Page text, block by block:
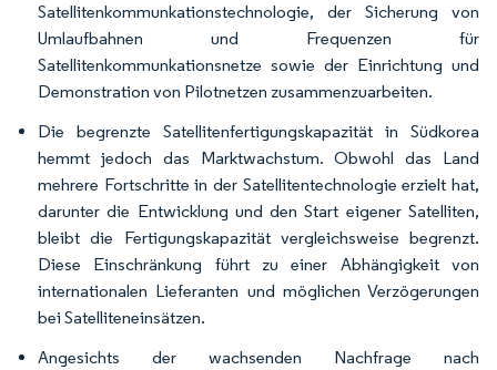
Satellitenkommunkationstechnologie, der Sicherung von
Umlaufbahnen und Frequenzen für
Satellitenkommunkationsnetze sowie der Einrichtung und
Demonstration von Pilotnetzen zusammenzuarbeiten.
Die begrenzte Satellitenfertigungskapazität in Südkorea
hemmt jedoch das Marktwachstum. Obwohl das Land
mehrere Fortschritte in der Satellitentechnologie erzielt hat,
darunter die Entwicklung und den Start eigener Satelliten,
bleibt die Fertigungskapazität vergleichsweise begrenzt.
Diese Einschränkung führt zu einer Abhängigkeit von
internationalen Lieferanten und möglichen Verzögerungen
bei Satelliteneinsätzen.
Angesichts der wachsenden Nachfrage nach